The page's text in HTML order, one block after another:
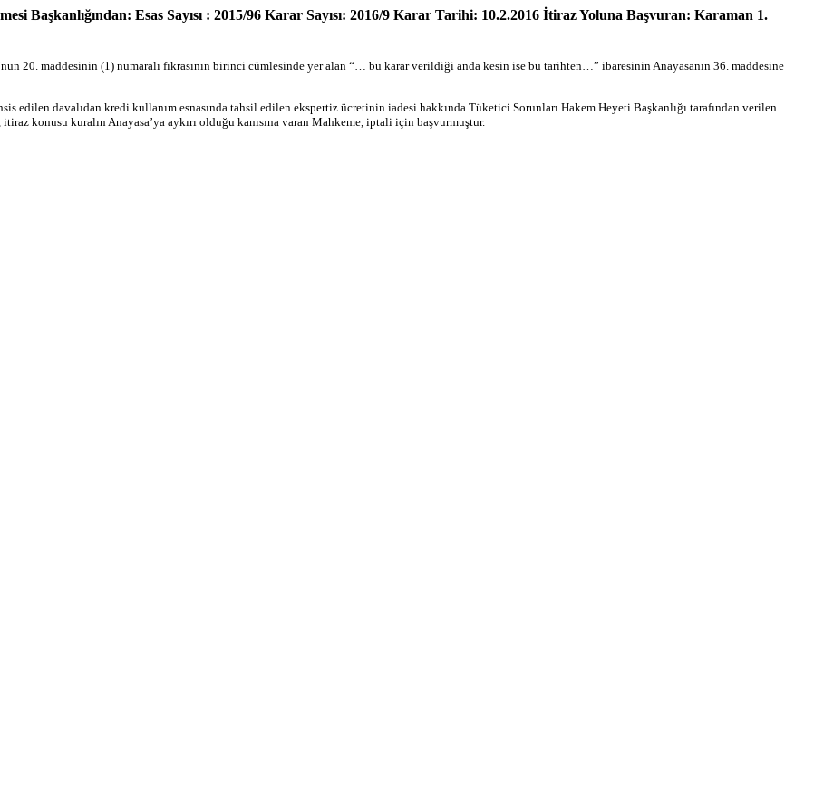
Başkanlığından: Esas Sayısı : 2015/96 Karar Sayısı: 2016/9 Karar Tarihi: 10.2.2016 İtiraz Yoluna Başvuran: Karaman 1.
20. maddesinin (1) numaralı fıkrasının birinci cümlesinde yer alan “… bu karar verildiği anda kesin ise bu tarihten…” ibaresinin Anayasanın 36. maddesine
edilen davalıdan kredi kullanım esnasında tahsil edilen ekspertiz ücretinin iadesi hakkında Tüketici Sorunları Hakem Heyeti Başkanlığı tarafından verilen
konusu kuralın Anayasa’ya aykırı olduğu kanısına varan Mahkeme, iptali için başvurmuştur.